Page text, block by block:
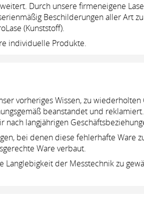
Durch unsere firmeneigene
Beschilderungen aller Art
(Kunststoff).
individuelle Produkte.
vorheriges Wissen, zu
beanstandet und
langjährigen
bei denen diese fehlerhafte Ware
Ware verbaut.
Langlebigkeit der Messtechnik zu